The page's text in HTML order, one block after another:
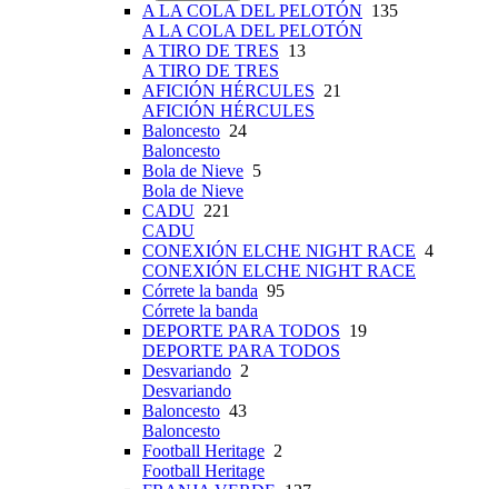
A LA COLA DEL PELOTÓN 135
A LA COLA DEL PELOTÓN
A TIRO DE TRES 13
A TIRO DE TRES
AFICIÓN HÉRCULES 21
AFICIÓN HÉRCULES
Baloncesto 24
Baloncesto
Bola de Nieve 5
Bola de Nieve
CADU 221
CADU
CONEXIÓN ELCHE NIGHT RACE 4
CONEXIÓN ELCHE NIGHT RACE
Córrete la banda 95
Córrete la banda
DEPORTE PARA TODOS 19
DEPORTE PARA TODOS
Desvariando 2
Desvariando
Baloncesto 43
Baloncesto
Football Heritage 2
Football Heritage